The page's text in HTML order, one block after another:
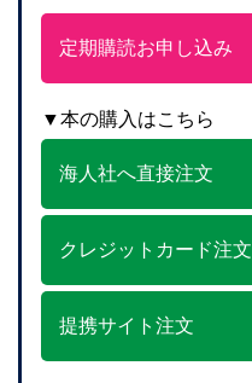
定期購読お申し込み
▼本の購入はこちら
海人社へ直接注文
クレジットカード注文
提携サイト注文